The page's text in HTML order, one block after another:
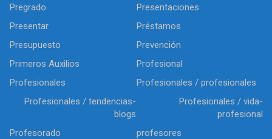
Pregrado
Presentaciones
Presentar
Préstamos
Presupuesto
Prevención
Primeros Auxilios
Profesional
Profesionales
Profesionales / profesionales
Profesionales / tendencias-
blogs
Profesionales / vida-
profesional
Profesorado
profesores